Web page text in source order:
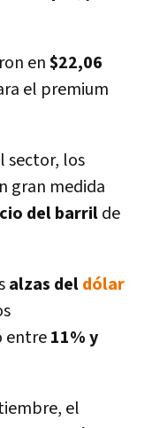
en$22,06
el premium
sector, los
gran medida
del barrilde
alzas deldólar
entre11% y
el